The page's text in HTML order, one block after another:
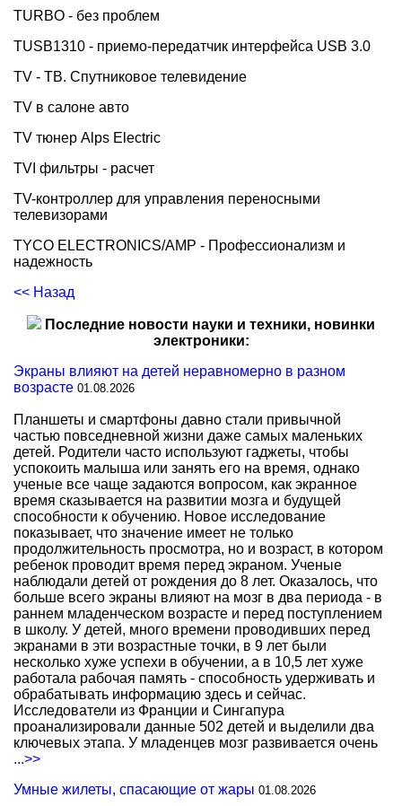
TURBO - без проблем
TUSB1310 - приемо-передатчик интерфейса USB 3.0
TV - ТВ. Спутниковое телевидение
TV в салоне авто
TV тюнер Alps Electric
TVI фильтры - расчет
TV-контроллер для управления переносными
телевизорами
TYCO ELECTRONICS/AMP - Профессионализм и
надежность
<< Назад
Последние новости науки и техники, новинки
электроники:
Экраны влияют на детей неравномерно в разном
возрасте 01.08.2026
Планшеты и смартфоны давно стали привычной
частью повседневной жизни даже самых маленьких
детей. Родители часто используют гаджеты, чтобы
успокоить малыша или занять его на время, однако
ученые все чаще задаются вопросом, как экранное
время сказывается на развитии мозга и будущей
способности к обучению. Новое исследование
показывает, что значение имеет не только
продолжительность просмотра, но и возраст, в котором
ребенок проводит время перед экраном. Ученые
наблюдали детей от рождения до 8 лет. Оказалось, что
больше всего экраны влияют на мозг в два периода - в
раннем младенческом возрасте и перед поступлением
в школу. У детей, много времени проводивших перед
экранами в эти возрастные точки, в 9 лет были
несколько хуже успехи в обучении, а в 10,5 лет хуже
работала рабочая память - способность удерживать и
обрабатывать информацию здесь и сейчас.
Исследователи из Франции и Сингапура
проанализировали данные 502 детей и выделили два
ключевых этапа. У младенцев мозг развивается очень
...>>
Умные жилеты, спасающие от жары 01.08.2026